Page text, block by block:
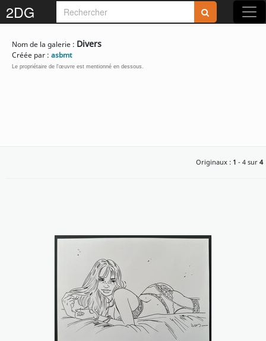
2DG
Nom de la galerie : Divers
Créée par : asbmt
Le propriétaire de l'œuvre est mentionné en dessous.
Originaux : 1 - 4 sur 4